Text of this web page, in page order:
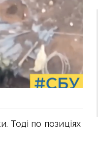
Тоді по позиціях